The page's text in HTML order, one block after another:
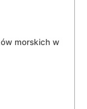
morskich⁢ w